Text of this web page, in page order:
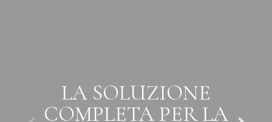
LA SOLUZIONE
COMPLETA PER LA